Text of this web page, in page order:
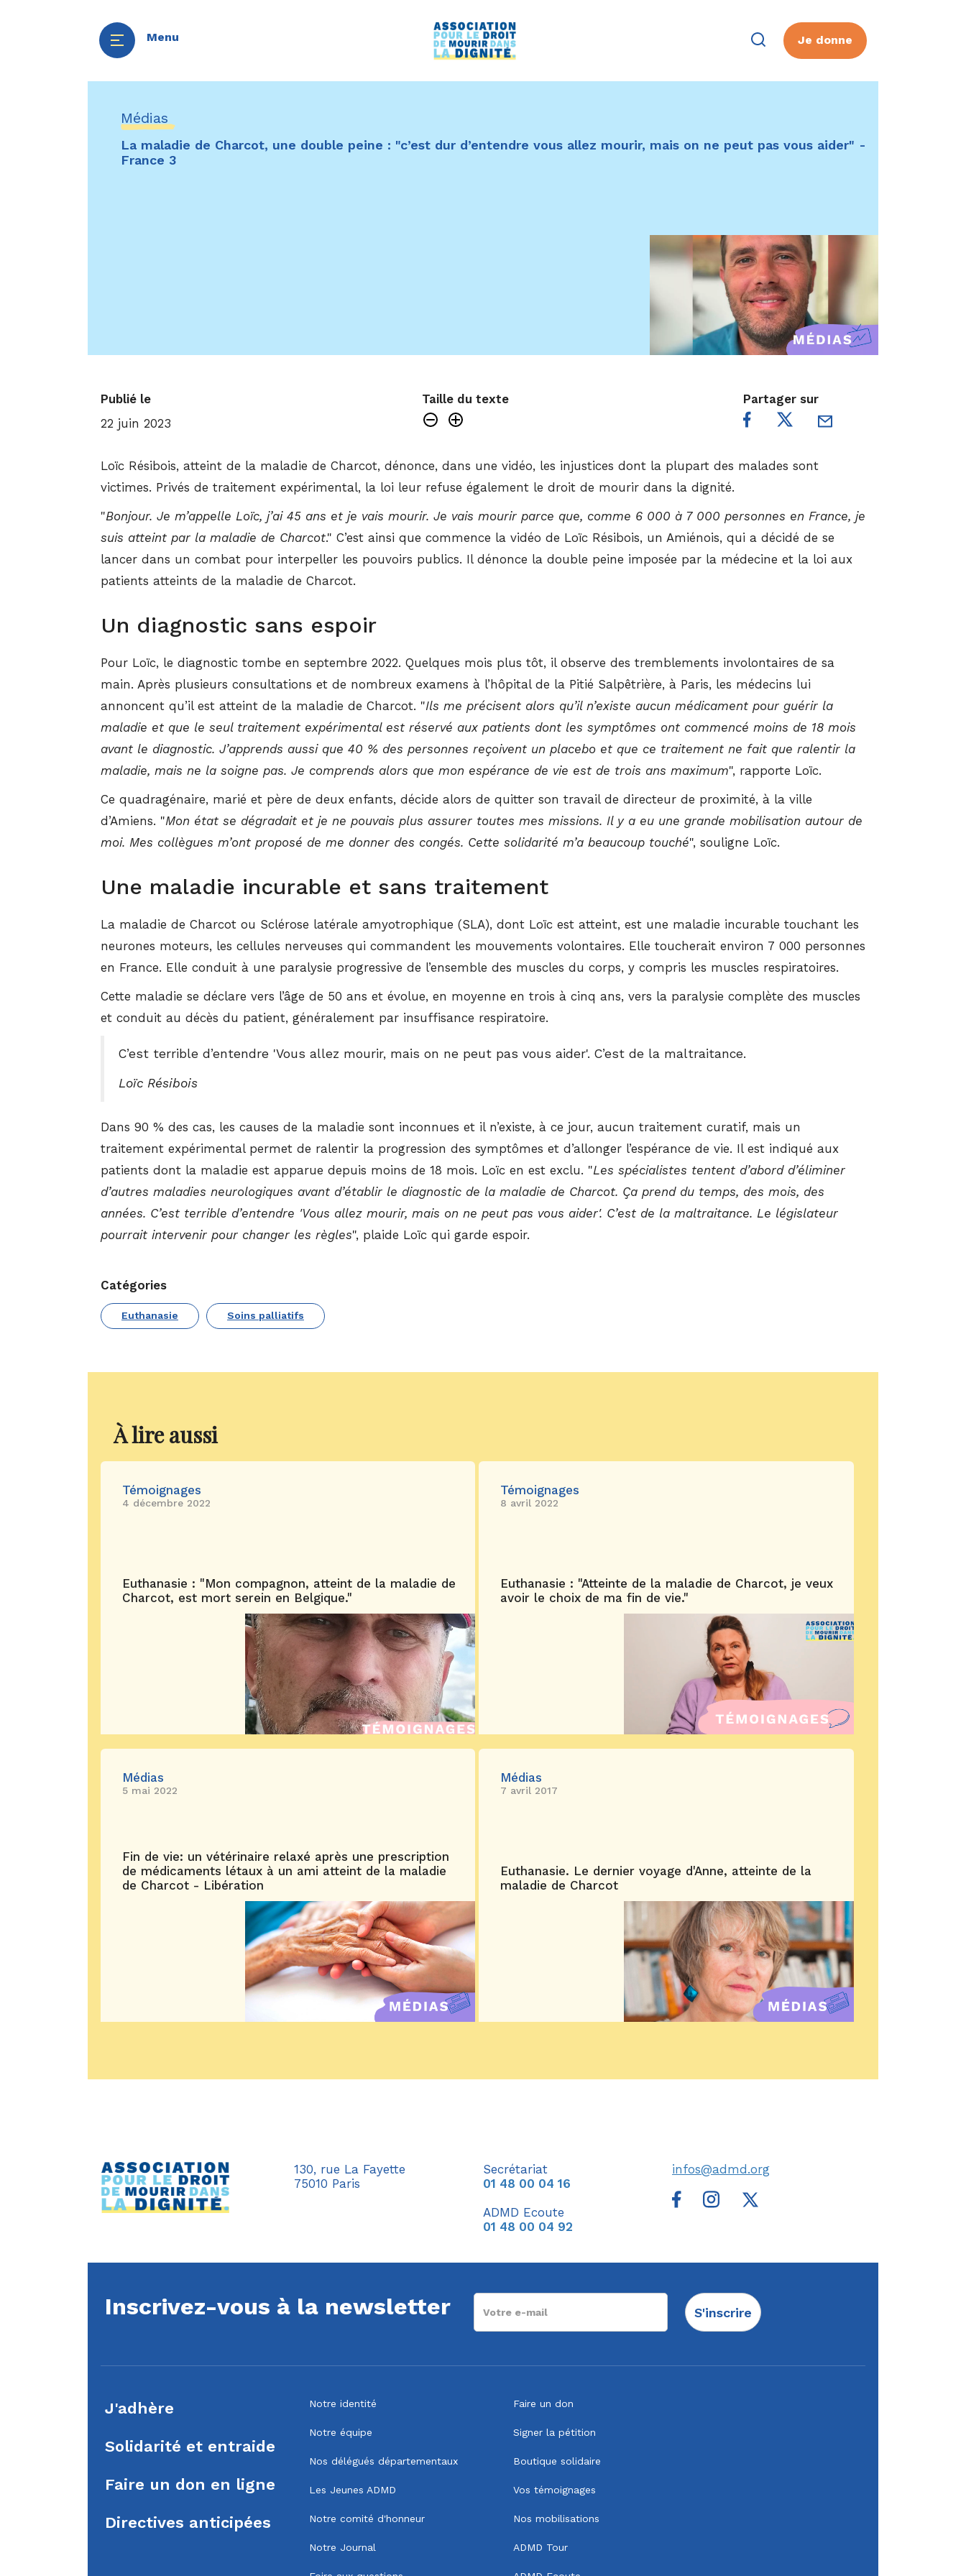
contenu
principal
Menu Je donne
Médias
La maladie de Charcot, une double peine : "c’est dur d’entendre vous allez mourir, mais on ne peut pas vous aider" -
France 3
Publié le
22 juin 2023
Taille du texte Partager sur
Loïc Résibois, atteint de la maladie de Charcot, dénonce, dans une vidéo, les injustices dont la plupart des malades sont
victimes. Privés de traitement expérimental, la loi leur refuse également le droit de mourir dans la dignité.
"Bonjour. Je m’appelle Loïc, j’ai 45 ans et je vais mourir. Je vais mourir parce que, comme 6 000 à 7 000 personnes en France, je
suis atteint par la maladie de Charcot." C’est ainsi que commence la vidéo de Loïc Résibois, un Amiénois, qui a décidé de se
lancer dans un combat pour interpeller les pouvoirs publics. Il dénonce la double peine imposée par la médecine et la loi aux
patients atteints de la maladie de Charcot.
Un diagnostic sans espoir
Pour Loïc, le diagnostic tombe en septembre 2022. Quelques mois plus tôt, il observe des tremblements involontaires de sa
main. Après plusieurs consultations et de nombreux examens à l’hôpital de la Pitié Salpêtrière, à Paris, les médecins lui
annoncent qu’il est atteint de la maladie de Charcot. "Ils me précisent alors qu’il n’existe aucun médicament pour guérir la
maladie et que le seul traitement expérimental est réservé aux patients dont les symptômes ont commencé moins de 18 mois
avant le diagnostic. J’apprends aussi que 40 % des personnes reçoivent un placebo et que ce traitement ne fait que ralentir la
maladie, mais ne la soigne pas. Je comprends alors que mon espérance de vie est de trois ans maximum", rapporte Loïc.
Ce quadragénaire, marié et père de deux enfants, décide alors de quitter son travail de directeur de proximité, à la ville
d’Amiens. "Mon état se dégradait et je ne pouvais plus assurer toutes mes missions. Il y a eu une grande mobilisation autour de
moi. Mes collègues m’ont proposé de me donner des congés. Cette solidarité m’a beaucoup touché", souligne Loïc.
Une maladie incurable et sans traitement
La maladie de Charcot ou Sclérose latérale amyotrophique (SLA), dont Loïc est atteint, est une maladie incurable touchant les
neurones moteurs, les cellules nerveuses qui commandent les mouvements volontaires. Elle toucherait environ 7 000 personnes
en France. Elle conduit à une paralysie progressive de l’ensemble des muscles du corps, y compris les muscles respiratoires.
Cette maladie se déclare vers l’âge de 50 ans et évolue, en moyenne en trois à cinq ans, vers la paralysie complète des muscles
et conduit au décès du patient, généralement par insuffisance respiratoire.
C’est terrible d’entendre 'Vous allez mourir, mais on ne peut pas vous aider'. C’est de la maltraitance.
Loïc Résibois
Dans 90 % des cas, les causes de la maladie sont inconnues et il n’existe, à ce jour, aucun traitement curatif, mais un
traitement expérimental permet de ralentir la progression des symptômes et d’allonger l’espérance de vie. Il est indiqué aux
patients dont la maladie est apparue depuis moins de 18 mois. Loïc en est exclu. "Les spécialistes tentent d’abord d’éliminer
d’autres maladies neurologiques avant d’établir le diagnostic de la maladie de Charcot. Ça prend du temps, des mois, des
années. C’est terrible d’entendre 'Vous allez mourir, mais on ne peut pas vous aider'. C’est de la maltraitance. Le législateur
pourrait intervenir pour changer les règles", plaide Loïc qui garde espoir.
Catégories
Euthanasie Soins palliatifs
À lire aussi
Témoignages
4 décembre 2022
Euthanasie : "Mon compagnon, atteint de la maladie de
Charcot, est mort serein en Belgique."
Témoignages
8 avril 2022
Euthanasie : "Atteinte de la maladie de Charcot, je veux
avoir le choix de ma fin de vie."
Médias
5 mai 2022
Fin de vie: un vétérinaire relaxé après une prescription
de médicaments létaux à un ami atteint de la maladie
de Charcot - Libération
Médias
7 avril 2017
Euthanasie. Le dernier voyage d'Anne, atteinte de la
maladie de Charcot
130, rue La Fayette
75010 Paris
Secrétariat
01 48 00 04 16
ADMD Ecoute
01 48 00 04 92
infos@admd.org
Inscrivez-vous à la newsletter S'inscrire
J'adhère
Solidarité et entraide
Faire un don en ligne
Directives anticipées
Notre identité
Notre équipe
Nos délégués départementaux
Les Jeunes ADMD
Notre comité d'honneur
Notre Journal
Faire un don
Signer la pétition
Boutique solidaire
Vos témoignages
Nos mobilisations
ADMD Tour